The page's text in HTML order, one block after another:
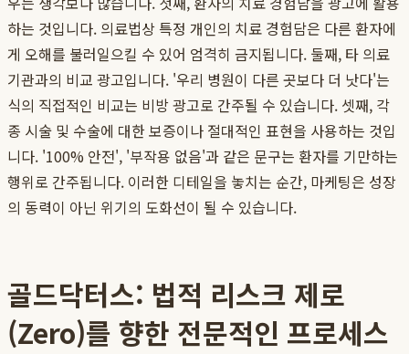
하는 것입니다. 의료법상 특정 개인의 치료 경험담은 다른 환자에
게 오해를 불러일으킬 수 있어 엄격히 금지됩니다. 둘째, 타 의료
기관과의 비교 광고입니다. '우리 병원이 다른 곳보다 더 낫다'는
식의 직접적인 비교는 비방 광고로 간주될 수 있습니다. 셋째, 각
종 시술 및 수술에 대한 보증이나 절대적인 표현을 사용하는 것입
니다. '100% 안전', '부작용 없음'과 같은 문구는 환자를 기만하는
행위로 간주됩니다. 이러한 디테일을 놓치는 순간, 마케팅은 성장
의 동력이 아닌 위기의 도화선이 될 수 있습니다.
골드닥터스: 법적 리스크 제로
(Zero)를 향한 전문적인 프로세스